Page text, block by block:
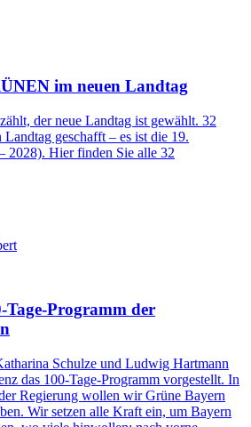
im neuen Landtag
der neue Landtag ist gewählt. 32
geschafft – es ist die 19.
2028). Hier finden Sie alle 32
Tage-Programm der
Schulze und Ludwig Hartmann
das 100-Tage-Programm vorgestellt. In
Regierung wollen wir Grüne Bayern
Wir setzen alle Kraft ein, um Bayern